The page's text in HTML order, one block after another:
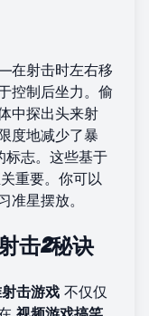
在射击时左右移
控制后坐力。偷
中探出头来射
度地减少了暴
标志。这些基于
重要。你可以
准星摆放。
击2秘诀
击游戏 不仅仅